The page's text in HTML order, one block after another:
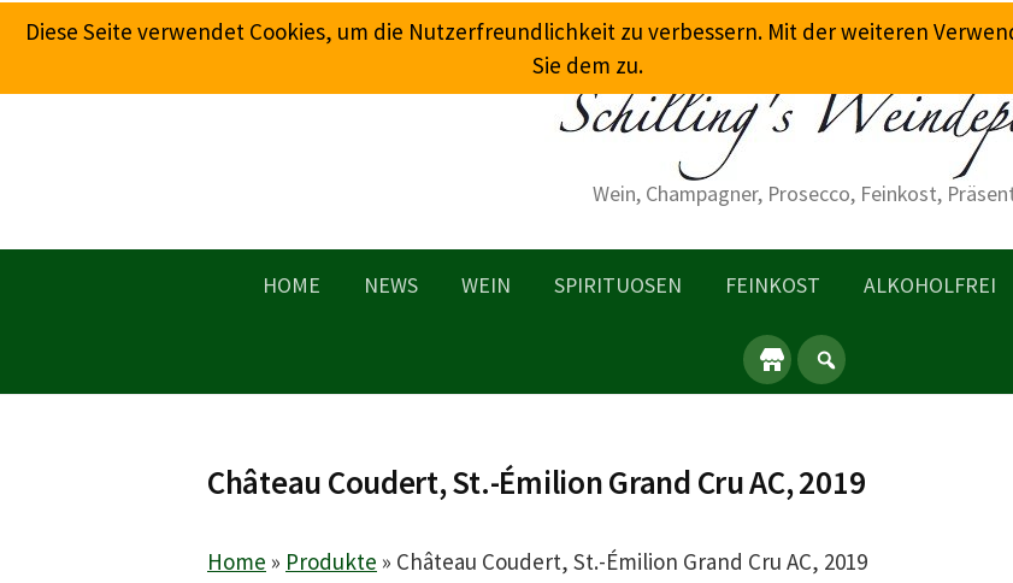
Springe
zum
Wein, Champagner, Prosecco, Feinkost,
HOME NEWS WEIN SPIRITUOSEN FEINKOST ALKOHOLFREI
Château Coudert, St.-Émilion Grand Cru AC, 2019
Home » Produkte » Château Coudert, St.-Émilion Grand Cru AC, 2019
Diese Seite verwendet Cookies, um die Nutzerfreundlichkeit zu verbessern. Mit der weiteren
Sie dem zu.